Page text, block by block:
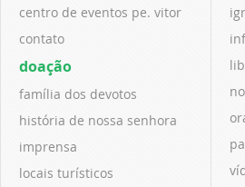
centro de eventos pe. vitor
contato
doação
família dos devotos
história de nossa senhora
imprensa
locais turísticos